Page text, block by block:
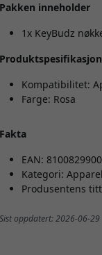
Pakken inneholder
1x KeyBudz
Kompatibilitet:
Farge: Rosa
Fakta
EAN:
Kategori:
Produsentens
Sist oppdatert: 2026-06-29